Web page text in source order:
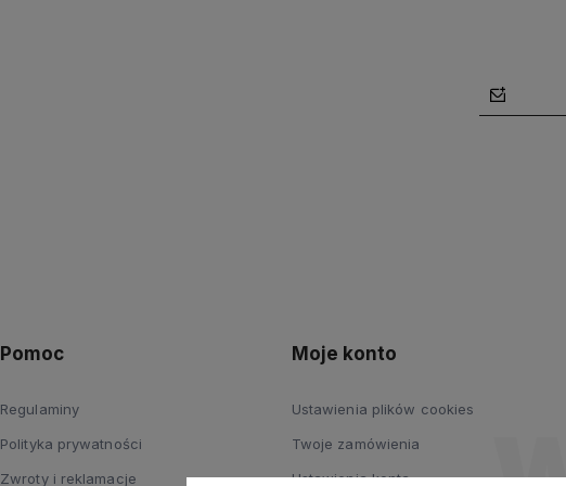
Pomoc
Regulaminy
Polityka prywatności
Zwroty i reklamacje
Moje konto
Ustawienia plików cookies
Twoje zamówienia
Ustawienia konta